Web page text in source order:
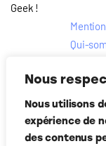
Nous
Nous utilisons
expérience de
des contenus
Geek !
Qui-
Contact
Suivez-nous